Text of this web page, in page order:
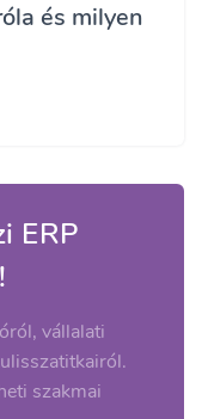
és milyen
ERP
vállalati
szakmai